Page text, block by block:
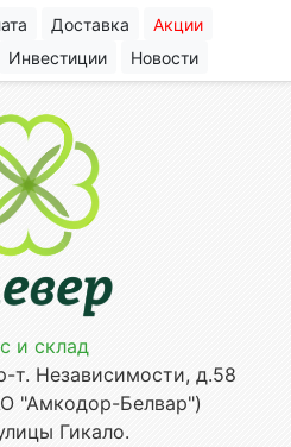
Доставка
Акции
Инвестиции Новости
и склад
т. Независимости, д.58
"Амкодор-Белвар")
Гикало.